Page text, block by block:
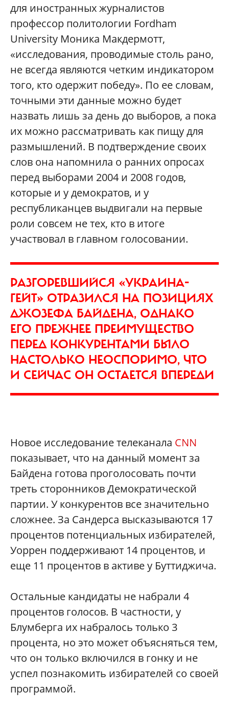
для иностранных журналистов
профессор политологии Fordham
University Моника Макдермотт,
«исследования, проводимые столь рано,
не всегда являются четким индикатором
того, кто одержит победу». По ее словам,
точными эти данные можно будет
назвать лишь за день до выборов, а пока
их можно рассматривать как пищу для
размышлений. В подтверждение своих
слов она напомнила о ранних опросах
перед выборами 2004 и 2008 годов,
которые и у демократов, и у
республиканцев выдвигали на первые
роли совсем не тех, кто в итоге
участвовал в главном голосовании.
РАЗГОРЕВШИЙСЯ «УКРАИНА-
ГЕЙТ» ОТРАЗИЛСЯ НА ПОЗИЦИЯХ
ДЖОЗЕФА БАЙДЕНА, ОДНАКО
ЕГО ПРЕЖНЕЕ ПРЕИМУЩЕСТВО
ПЕРЕД КОНКУРЕНТАМИ БЫЛО
НАСТОЛЬКО НЕОСПОРИМО, ЧТО
И СЕЙЧАС ОН ОСТАЕТСЯ ВПЕРЕДИ
Новое исследование телеканала CNN
показывает, что на данный момент за
Байдена готова проголосовать почти
треть сторонников Демократической
партии. У конкурентов все значительно
сложнее. За Сандерса высказываются 17
процентов потенциальных избирателей,
Уоррен поддерживают 14 процентов, и
еще 11 процентов в активе у Буттиджича.
Остальные кандидаты не набрали 4
процентов голосов. В частности, у
Блумберга их набралось только 3
процента, но это может объясняться тем,
что он только включился в гонку и не
успел познакомить избирателей со своей
программой.